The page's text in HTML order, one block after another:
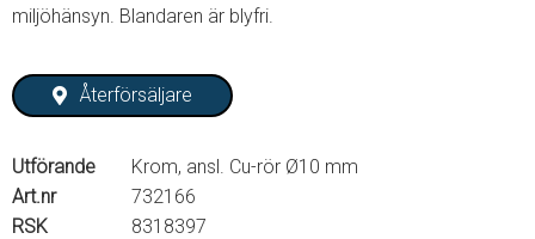
miljöhänsyn. Blandaren är blyfri.
Återförsäljare
Utförande
Krom, ansl. Cu-rör Ø10 mm
Art.nr
732166
RSK
8318397